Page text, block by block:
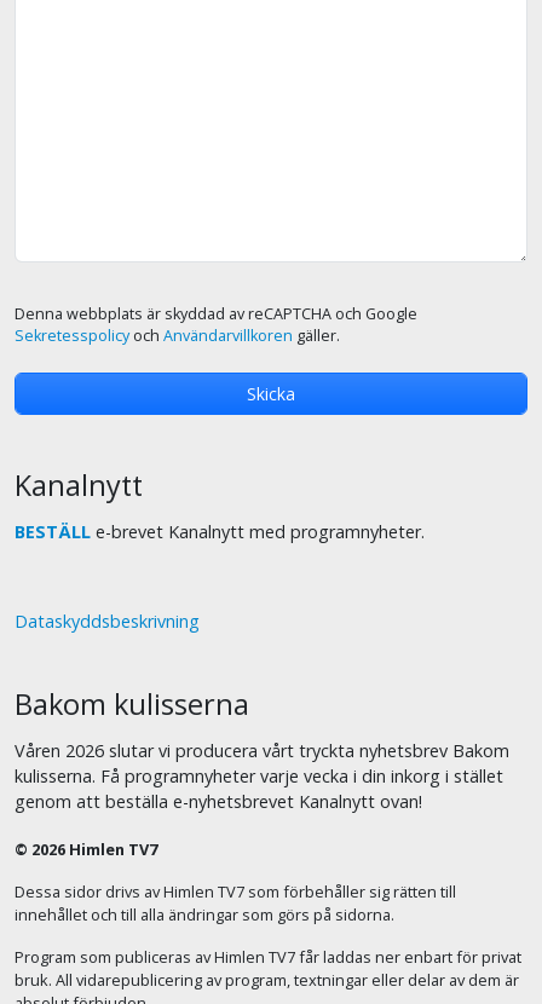
Denna webbplats är skyddad av reCAPTCHA och Google
Sekretesspolicyoch Användarvillkoren gäller.
Kanalnytt
BESTÄLL e-brevet Kanalnytt med programnyheter.
Dataskyddsbeskrivning
Bakom kulisserna
Våren 2026 slutar vi producera vårt tryckta nyhetsbrev Bakom
kulisserna. Få programnyheter varje vecka i din inkorg i stället
genom att beställa e-nyhetsbrevet Kanalnytt ovan!
© 2026 Himlen TV7
Dessa sidor drivs av Himlen TV7 som förbehåller sig rätten till
innehållet och till alla ändringar som görs på sidorna.
Program som publiceras av Himlen TV7 får laddas ner enbart för privat
bruk. All vidarepublicering av program, textningar eller delar av dem är